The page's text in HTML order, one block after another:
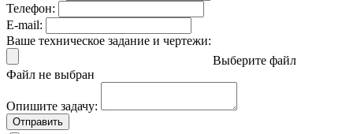
Телефон:
E-mail:
Ваше техническое задание и чертежи:
Выберите файл
Файл не выбран
Опишите задачу:
Отправить